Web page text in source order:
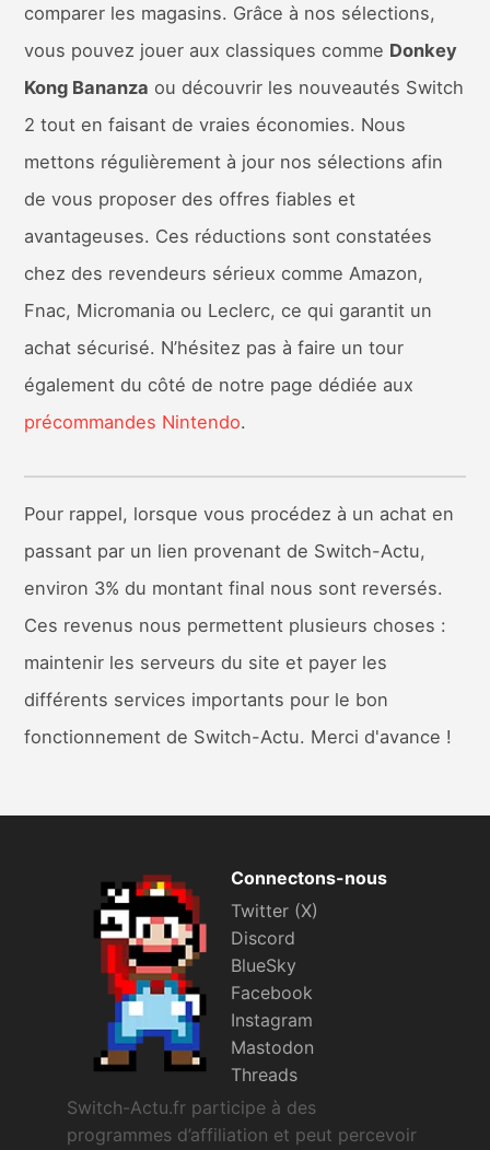
comparer les magasins. Grâce à nos sélections,
vous pouvez jouer aux classiques comme Donkey
Kong Bananza ou découvrir les nouveautés Switch
2 tout en faisant de vraies économies. Nous
mettons régulièrement à jour nos sélections afin
de vous proposer des offres fiables et
avantageuses. Ces réductions sont constatées
chez des revendeurs sérieux comme Amazon,
Fnac, Micromania ou Leclerc, ce qui garantit un
achat sécurisé. N’hésitez pas à faire un tour
également du côté de notre page dédiée aux
précommandes Nintendo.
Pour rappel, lorsque vous procédez à un achat en
passant par un lien provenant de Switch-Actu,
environ 3% du montant final nous sont reversés.
Ces revenus nous permettent plusieurs choses :
maintenir les serveurs du site et payer les
différents services importants pour le bon
fonctionnement de Switch-Actu. Merci d'avance !
Connectons-nous
Twitter (X)
Discord
BlueSky
Facebook
Instagram
Mastodon
Threads
Switch-Actu.fr participe à des
programmes d’affiliation et peut percevoir